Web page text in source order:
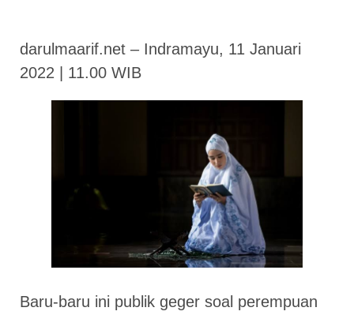
darulmaarif.net – Indramayu, 11 Januari
2022 | 11.00 WIB
Baru-baru ini publik geger soal perempuan